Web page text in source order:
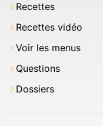
Recettes
Recettes vidéo
Voir les menus
Questions
Dossiers